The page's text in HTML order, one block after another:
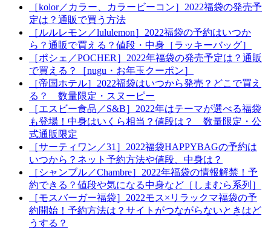
［kolor／カラー、カラービーコン］2022福袋の発売予
定は？通販で買う方法
［ルルレモン／lululemon］2022福袋の予約はいつか
ら？通販で買える？値段・中身［ラッキーバッグ］
［ポシェ／POCHER］2022年福袋の発売予定は？通販
で買える？［nugu・お年玉クーポン］
［帝国ホテル］2022福袋はいつから発売？どこで買え
る？ 数量限定・スヌーピー
［エスビー食品／S&B］2022年はテーマが選べる福袋
も登場！中身はいくら相当？値段は？ 数量限定・公
式通販限定
［サーティワン／31］2022福袋HAPPYBAGの予約は
いつから？ネット予約方法や値段、中身は？
［シャンブル／Chambre］2022年福袋の情報解禁！予
約できる？値段や気になる中身など［しまむら系列］
［モスバーガー福袋］2022モス×リラックマ福袋の予
約開始！予約方法は？サイトがつながらないときはど
うする？